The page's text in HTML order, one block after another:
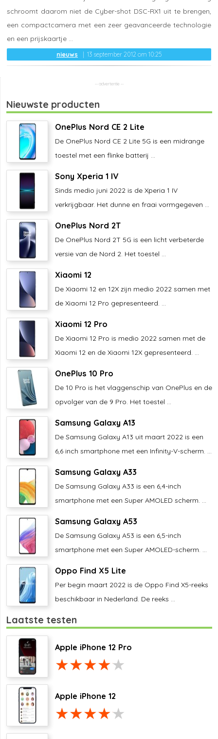
nieuws 13 september 2012 om 10:25
schroomt daarom niet de Cyber-shot DSC-RX1 uit te brengen,
een compactcamera met een zeer geavanceerde technologie
en een prijskaartje ...
Nieuwste producten
OnePlus Nord CE 2 Lite
De OnePlus Nord CE 2 Lite 5G is een midrange
toestel met een flinke batterij ...
Sony Xperia 1 IV
Sinds medio juni 2022 is de Xperia 1 IV
verkrijgbaar. Het dunne en fraai vormgegeven ...
OnePlus Nord 2T
De OnePlus Nord 2T 5G is een licht verbeterde
versie van de Nord 2. Het toestel ...
Xiaomi 12
De Xiaomi 12 en 12X zijn medio 2022 samen met
de Xiaomi 12 Pro gepresenteerd. ...
Xiaomi 12 Pro
De Xiaomi 12 Pro is medio 2022 samen met de
Xiaomi 12 en de Xiaomi 12X gepresenteerd. ...
OnePlus 10 Pro
De 10 Pro is het vlaggenschip van OnePlus en de
opvolger van de 9 Pro. Het toestel ...
Samsung Galaxy A13
De Samsung Galaxy A13 uit maart 2022 is een
6,6 inch smartphone met een Infinity-V-scherm. ...
Samsung Galaxy A33
De Samsung Galaxy A33 is een 6,4-inch
smartphone met een Super AMOLED scherm. ...
Samsung Galaxy A53
De Samsung Galaxy A53 is een 6,5-inch
smartphone met een Super AMOLED-scherm. ...
Oppo Find X5 Lite
Per begin maart 2022 is de Oppo Find X5-reeks
beschikbaar in Nederland. De reeks ...
Laatste testen
Apple iPhone 12 Pro
Apple iPhone 12